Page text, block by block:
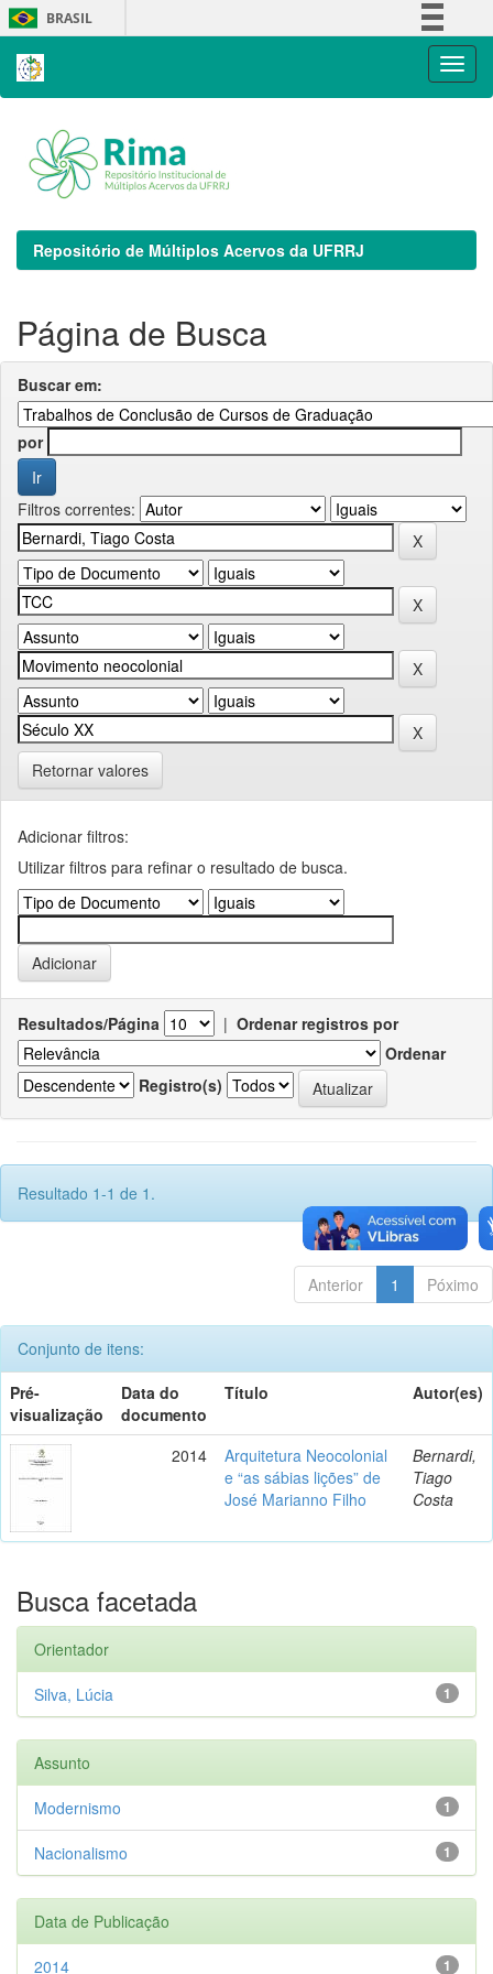
Skip
navigation
BRASIL
Repositório de Múltiplos Acervos da UFRRJ
Página de Busca
Buscar em:
por
Filtros correntes:
Retornar valores
Adicionar filtros:
Utilizar filtros para refinar o resultado de busca.
Resultados/Página | Ordenar registros por
Ordenar
Registro(s)
Resultado 1-1 de 1.
Anterior 1 Póximo
Conjunto de itens:
Pré-
visualização
Data do
documento
Título Autor(es)
2014
Arquitetura Neocolonial
e “as sábias lições” de
José Marianno Filho
Bernardi,
Tiago
Costa
Busca facetada
Orientador
1
Silva, Lúcia
Assunto
1
Modernismo
1
Nacionalismo
Data de Publicação
1
2014